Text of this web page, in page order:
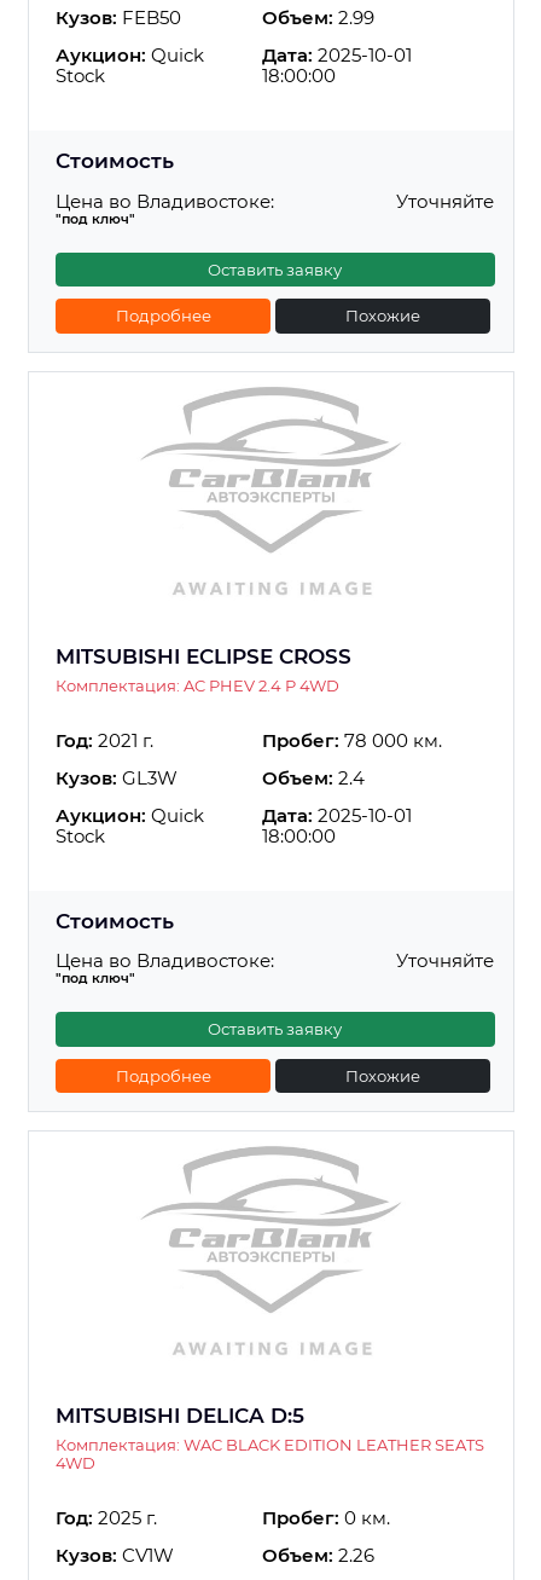
Кузов: FEB50 Объем: 2.99
Аукцион: Quick
Stock
Дата: 2025-10-01
18:00:00
Стоимость
Цена во Владивостоке:
"под ключ"
Уточняйте
Оставить заявку
Подробнее Похожие
MITSUBISHI ECLIPSE CROSS
Комплектация: AC PHEV 2.4 P 4WD
Год: 2021 г. Пробег: 78 000 км.
Кузов: GL3W Объем: 2.4
Аукцион: Quick
Stock
Дата: 2025-10-01
18:00:00
Стоимость
Цена во Владивостоке:
"под ключ"
Уточняйте
Оставить заявку
Подробнее Похожие
MITSUBISHI DELICA D:5
Комплектация: WAC BLACK EDITION LEATHER SEATS
4WD
Год: 2025 г. Пробег: 0 км.
Кузов: CV1W Объем: 2.26